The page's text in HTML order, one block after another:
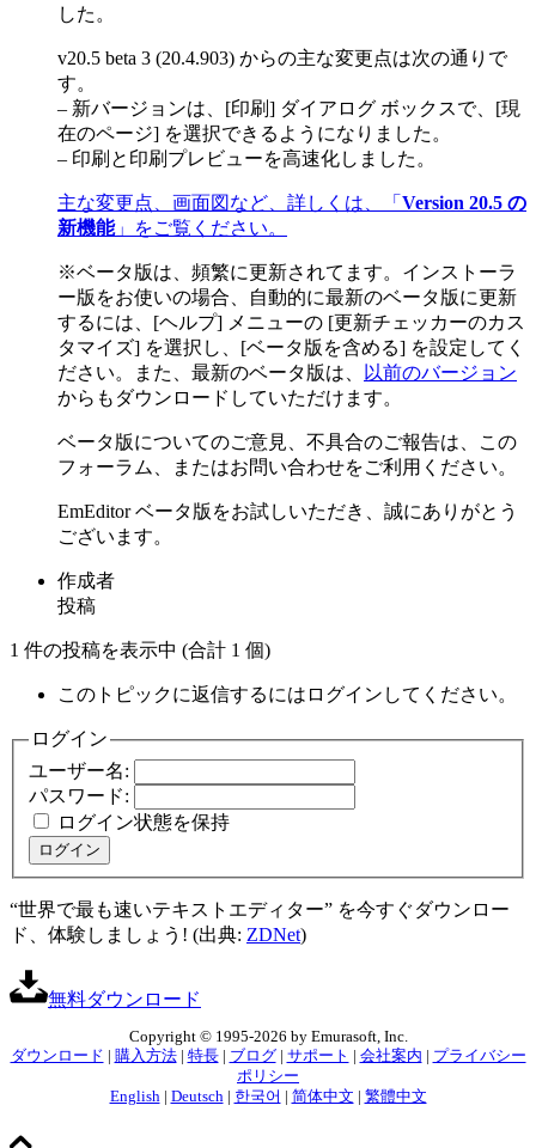
した。
v20.5 beta 3 (20.4.903) からの主な変更点は次の通りで
す。
– 新バージョンは、[印刷] ダイアログ ボックスで、[現
在のページ] を選択できるようになりました。
– 印刷と印刷プレビューを高速化しました。
主な変更点、画面図など、詳しくは、「 Version 20.5 の
新機能」をご覧ください。
※ベータ版は、頻繁に更新されてます。インストーラ
ー版をお使いの場合、自動的に最新のベータ版に更新
するには、[ヘルプ] メニューの [更新チェッカーのカス
タマイズ] を選択し、[ベータ版を含める] を設定してく
ださい。また、最新のベータ版は、
以前のバージョン
からもダウンロードしていただけます。
ベータ版についてのご意見、不具合のご報告は、この
フォーラム、またはお問い合わせをご利用ください。
EmEditor ベータ版をお試しいただき、誠にありがとう
ございます。
作成者
投稿
1 件の投稿を表示中 (合計 1 個)
このトピックに返信するにはログインしてください。
ログイン
ユーザー名:
パスワード:
ログイン状態を保持
ログイン
“世界で最も速いテキストエディター” を今すぐダウンロー
ド、体験しましょう! (出典: ZDNet)
無料ダウンロード
Copyright © 1995-2026 by Emurasoft, Inc.
ダウンロード | 購入方法| 特長| ブログ| サポート | 会社案内 | プライバシー
ポリシー
English | Deutsch | 한국어 | 简体中文 | 繁體中文